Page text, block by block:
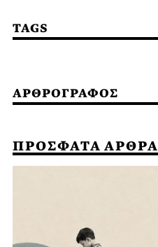
TAGS
ΑΡΘΡΟΓΡΑΦΟΣ
ΠΡΟΣΦΑΤΑ ΑΡΘΡΑ